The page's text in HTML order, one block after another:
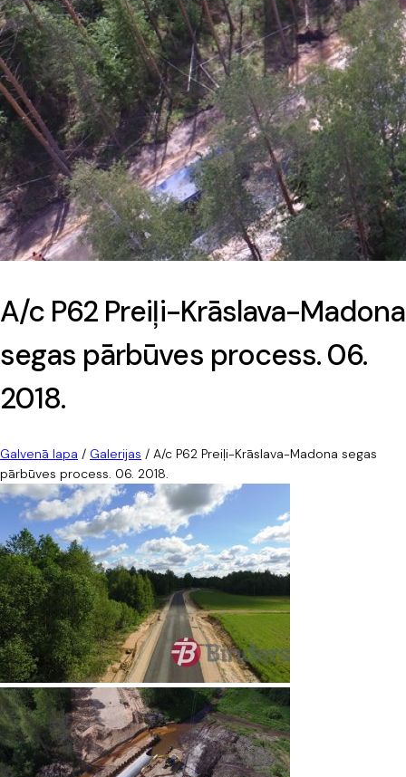
A/c P62 Preiļi-Krāslava-Madona
segas pārbūves process. 06.
2018.
Galvenā lapa / Galerijas / A/c P62 Preiļi-Krāslava-Madona segas
pārbūves process. 06. 2018.